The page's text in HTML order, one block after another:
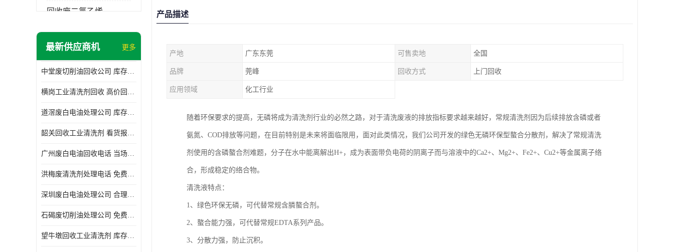
回收废二氯乙烯
回收废清洗剂
回收废三氯乙烯
回收废清洗液
最新供应商机 更多
中堂废切削油回收公司 库存积压回收 义乌市永峰贸易商行
横岗工业清洗剂回收 高价回收 量大量小均可
道滘废白电油处理公司 库存积压回收 量大量小均可
韶关回收工业清洗剂 看货报价 欢迎电话咨询
广州废白电油回收电话 当场结算 现款结算
洪梅废清洗剂处理电话 免费估价 大量尾货回收
深圳废白电油处理公司 合理估价 上门评估报价
石碣废切削油处理公司 免费估价 量大量小均可
望牛墩回收工业清洗剂 库存积压回收 大量尾货回收
产品描述
产地 广东东莞 可售卖地 全国
品牌 莞峰 回收方式 上门回收
应用领域 化工行业
随着环保要求的提高，无磷将成为清洗剂行业的必然之路，对于清洗废液的排放指标要求越来越好，常规清洗剂因为后续排放含磷或者
氨氮、COD排放等问题，在目前特别是未来将面临限用，面对此类情况，我们公司开发的绿色无磷环保型螯合分散剂，解决了常规清洗
剂使用的含磷螯合剂难题，分子在水中能离解出H+，成为表面带负电荷的阴离子而与溶液中的Ca2+、Mg2+、Fe2+、Cu2+等金属离子络
合，形成稳定的络合物。
清洗液特点：
1、绿色环保无磷，可代替常规含膦螯合剂。
2、螯合能力强，可代替常规EDTA系列产品。
3、分散力强，防止沉积。